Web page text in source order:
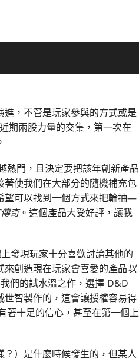
，不管是玩家參與的方式或是
期兩股力量的交集，第一次在
熱門，且決定要把該年創新產品
使我們在大部分的隨機補充包
望可以找到一個方式來把輪抽—
奇。這個產品大受好評，讓我
發現玩家十分喜歡討論其他的
創造現在玩家會喜愛的產品以
們的試水溫之作，選擇 D&D
世智製作的，這會讓授權容易得
著十足的信心，甚至在第一個上
）是什麼時候發生的，但某人